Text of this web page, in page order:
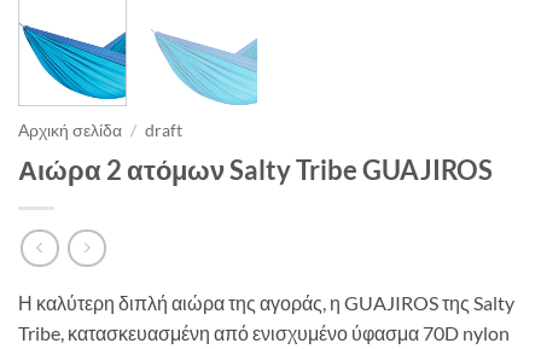
Αρχική σελίδα / draft
Αιώρα 2 ατόμων Salty Tribe GUAJIROS
Η καλύτερη διπλή αιώρα της αγοράς, η GUAJIROS της Salty
Tribe, κατασκευασμένη από ενισχυμένο ύφασμα 70D nylon